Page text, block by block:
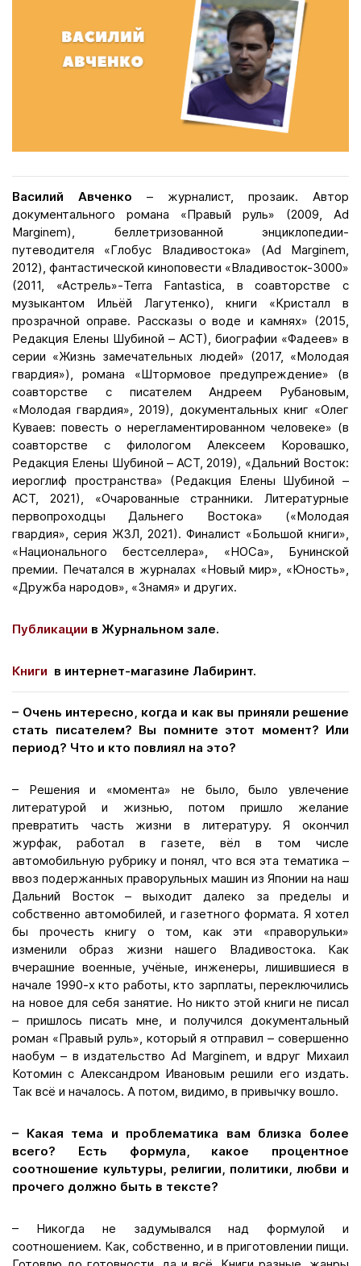
Василий Авченко – журналист, прозаик. Автор
документального романа «Правый руль» (2009, Ad
Marginem), беллетризованной энциклопедии-
путеводителя «Глобус Владивостока» (Ad Marginem,
2012), фантастической киноповести «Владивосток-3000»
(2011, «Астрель»-Terra Fantastica, в соавторстве с
музыкантом Ильёй Лагутенко), книги «Кристалл в
прозрачной оправе. Рассказы о воде и камнях» (2015,
Редакция Елены Шубиной – АСТ), биографии «Фадеев» в
серии «Жизнь замечательных людей» (2017, «Молодая
гвардия»), романа «Штормовое предупреждение» (в
соавторстве с писателем Андреем Рубановым,
«Молодая гвардия», 2019), документальных книг «Олег
Куваев: повесть о нерегламентированном человеке» (в
соавторстве с филологом Алексеем Коровашко,
Редакция Елены Шубиной – АСТ, 2019), «Дальний Восток:
иероглиф пространства» (Редакция Елены Шубиной –
АСТ, 2021), «Очарованные странники. Литературные
первопроходцы Дальнего Востока» («Молодая
гвардия», серия ЖЗЛ, 2021). Финалист «Большой книги»,
«Национального бестселлера», «НОСа», Бунинской
премии. Печатался в журналах «Новый мир», «Юность»,
«Дружба народов», «Знамя» и других.
Публикации в Журнальном зале.
Книги в интернет-магазине Лабиринт.
– Очень интересно, когда и как вы приняли решение
стать писателем? Вы помните этот момент? Или
период? Что и кто повлиял на это?
– Решения и «момента» не было, было увлечение
литературой и жизнью, потом пришло желание
превратить часть жизни в литературу. Я окончил
журфак, работал в газете, вёл в том числе
автомобильную рубрику и понял, что вся эта тематика –
ввоз подержанных праворульных машин из Японии на наш
Дальний Восток – выходит далеко за пределы и
собственно автомобилей, и газетного формата. Я хотел
бы прочесть книгу о том, как эти «праворульки»
изменили образ жизни нашего Владивостока. Как
вчерашние военные, учёные, инженеры, лишившиеся в
начале 1990-х кто работы, кто зарплаты, переключились
на новое для себя занятие. Но никто этой книги не писал
– пришлось писать мне, и получился документальный
роман «Правый руль», который я отправил – совершенно
наобум – в издательство Ad Marginem, и вдруг Михаил
Котомин с Александром Ивановым решили его издать.
Так всё и началось. А потом, видимо, в привычку вошло.
– Какая тема и проблематика вам близка более
всего? Есть формула, какое процентное
соотношение культуры, религии, политики, любви и
прочего должно быть в тексте?
– Никогда не задумывался над формулой и
соотношением. Как, собственно, и в приготовлении пищи.